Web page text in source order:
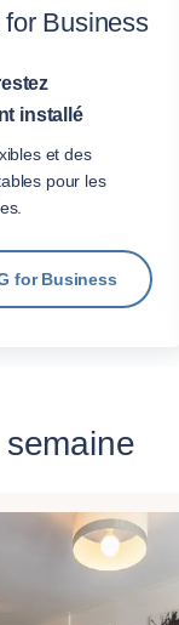
Business
installé
et des
pour les
for Business